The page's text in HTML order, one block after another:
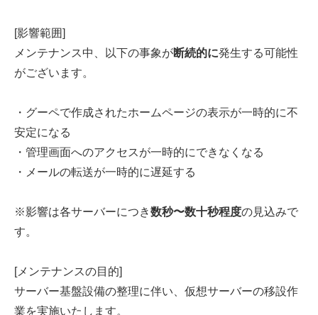
[影響範囲]
メンテナンス中、以下の事象が断続的に発生する可能性
がございます。
・グーペで作成されたホームページの表示が一時的に不
安定になる
・管理画面へのアクセスが一時的にできなくなる
・メールの転送が一時的に遅延する
※影響は各サーバーにつき数秒〜数十秒程度の見込みで
す。
[メンテナンスの目的]
サーバー基盤設備の整理に伴い、仮想サーバーの移設作
業を実施いたします。